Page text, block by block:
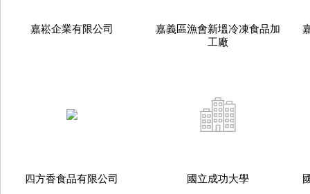
嘉崧企業有限公司
嘉義區漁會新塭冷凍食品加
工廠
四方香食品有限公司 國立成功大學